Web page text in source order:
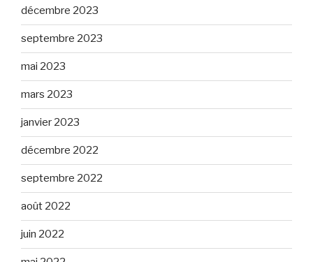
décembre 2023
septembre 2023
mai 2023
mars 2023
janvier 2023
décembre 2022
septembre 2022
août 2022
juin 2022